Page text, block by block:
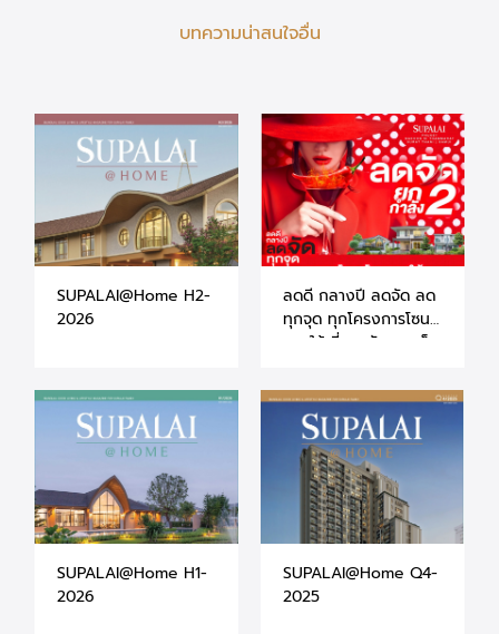
บทความน่าสนใจอื่น
SUPALAI@Home H2-
2026
ลดดี กลางปี ลดจัด ลด
ทุกจุด ทุกโครงการโซน
ภาคใต้ ที่ศุภาลัย จ.ภูเก็ต
นครศรีธรรมราช
SUPALAI@Home H1-
2026
SUPALAI@Home Q4-
2025